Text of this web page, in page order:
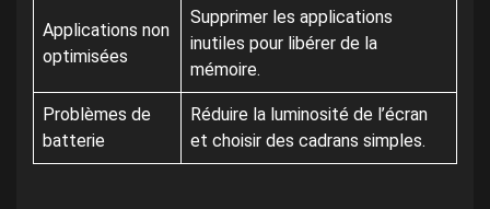
Applications non
optimisées
Supprimer les applications
inutiles pour libérer de la
mémoire.
Problèmes de
batterie
Réduire la luminosité de l’écran
et choisir des cadrans simples.